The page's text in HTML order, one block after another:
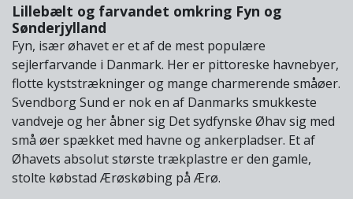
Lillebælt og farvandet omkring Fyn og
Sønderjylland
Fyn, især øhavet er et af de mest populære
sejlerfarvande i Danmark. Her er pittoreske havnebyer,
flotte kyststrækninger og mange charmerende småøer.
Svendborg Sund er nok en af Danmarks smukkeste
vandveje og her åbner sig Det sydfynske Øhav sig med
små øer spækket med havne og ankerpladser. Et af
Øhavets absolut største trækplastre er den gamle,
stolte købstad Ærøskøbing på Ærø.